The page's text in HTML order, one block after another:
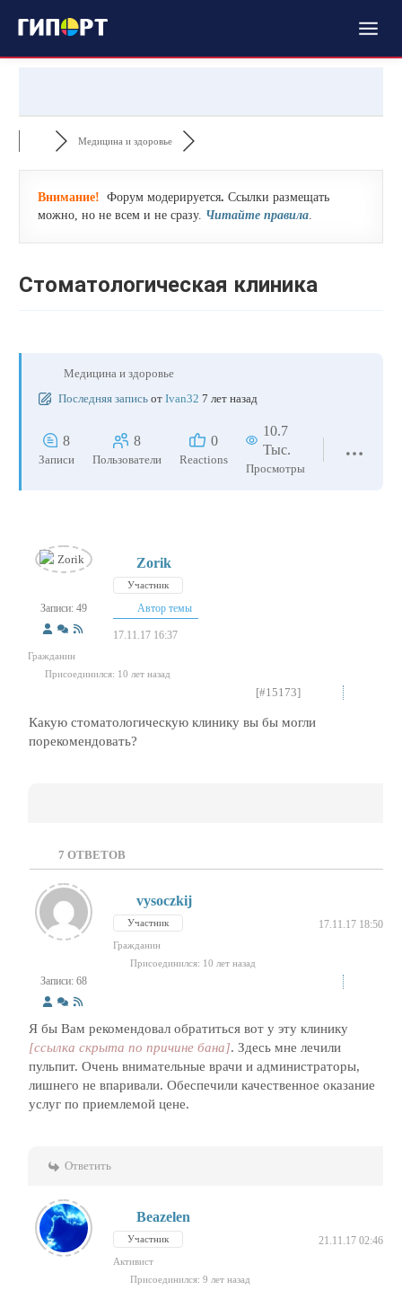
Медицина и здоровье
Внимание! Форум модерируется. Ссылки размещать
можно, но не всем и не сразу. Читайте правила.
Стоматологическая клиника
Медицина и здоровье
Последняя запись от Ivan32 7 лет назад
8
Записи
8
Пользователи
0
Reactions
10.7
Тыс.
Просмотры
Записи: 49
Zorik
Участник
Автор темы
17.11.17 16:37
Гражданин
Присоединился: 10 лет назад
[#15173]
Какую стоматологическую клинику вы бы могли
порекомендовать?
7 ОТВЕТОВ
Записи: 68
vysoczkij
Участник 17.11.17 18:50
Гражданин
Присоединился: 10 лет назад
Я бы Вам рекомендовал обратиться вот у эту клинику
[ссылка скрыта по причине бана]. Здесь мне лечили
пульпит. Очень внимательные врачи и администраторы,
лишнего не впаривали. Обеспечили качественное оказание
услуг по приемлемой цене.
Ответить
Beazelen
Участник 21.11.17 02:46
Активист
Присоединился: 9 лет назад